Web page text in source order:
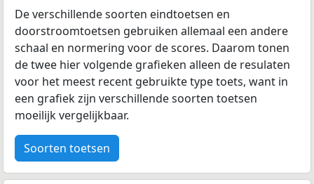
De verschillende soorten eindtoetsen en
doorstroomtoetsen gebruiken allemaal een andere
schaal en normering voor de scores. Daarom tonen
de twee hier volgende grafieken alleen de resulaten
voor het meest recent gebruikte type toets, want in
een grafiek zijn verschillende soorten toetsen
moeilijk vergelijkbaar.
Soorten toetsen